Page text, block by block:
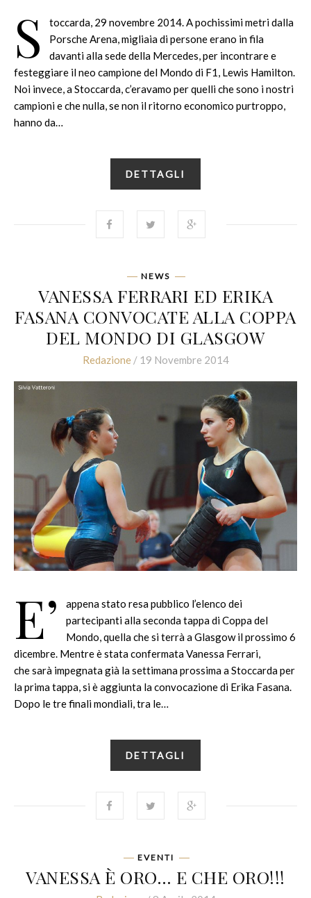
S
toccarda, 29 novembre 2014. A pochissimi metri dalla
Porsche Arena, migliaia di persone erano in fila
davanti alla sede della Mercedes, per incontrare e
festeggiare il neo campione del Mondo di F1, Lewis Hamilton.
Noi invece, a Stoccarda, c’eravamo per quelli che sono i nostri
campioni e che nulla, se non il ritorno economico purtroppo,
hanno da…
DETTAGLI
NEWS
VANESSA FERRARI ED ERIKA
FASANA CONVOCATE ALLA COPPA
DEL MONDO DI GLASGOW
Redazione/ 19 Novembre 2014
E’
appena stato resa pubblico l’elenco dei
partecipanti alla seconda tappa di Coppa del
Mondo, quella che si terrà a Glasgow il prossimo 6
dicembre. Mentre è stata confermata Vanessa Ferrari,
che sarà impegnata già la settimana prossima a Stoccarda per
la prima tappa, si è aggiunta la convocazione di Erika Fasana.
Dopo le tre finali mondiali, tra le…
DETTAGLI
EVENTI
VANESSA È ORO… E CHE ORO!!!